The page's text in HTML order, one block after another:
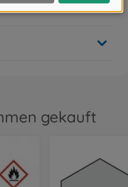
gekauft